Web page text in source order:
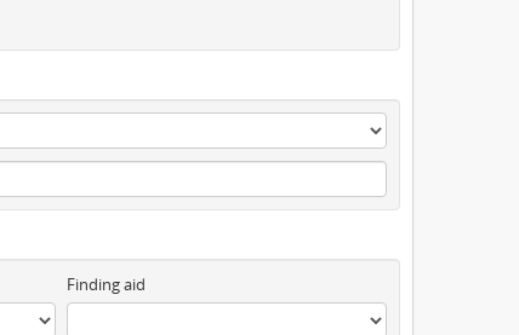
Finding aid